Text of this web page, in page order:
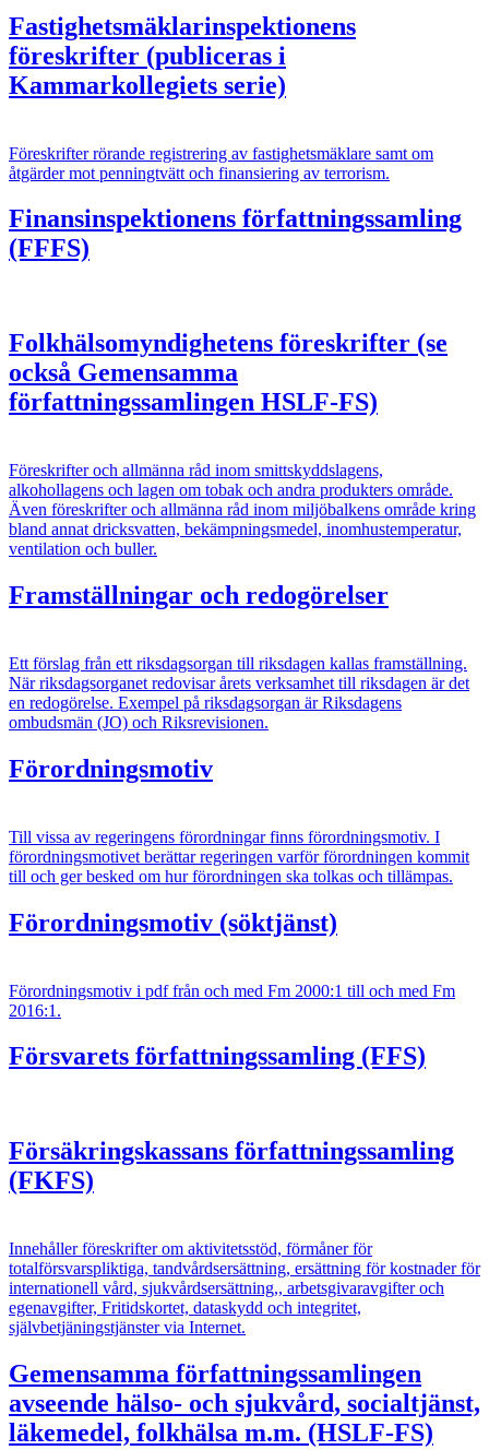
Fastighetsmäklarinspektionens
föreskrifter (publiceras i
Kammarkollegiets serie)
Föreskrifter rörande registrering av fastighetsmäklare samt om
åtgärder mot penningtvätt och finansiering av terrorism.
Finansinspektionens författningssamling
(FFFS)
Folkhälsomyndighetens föreskrifter (se
också Gemensamma
författningssamlingen HSLF-FS)
Föreskrifter och allmänna råd inom smittskyddslagens,
alkohollagens och lagen om tobak och andra produkters område.
Även föreskrifter och allmänna råd inom miljöbalkens område kring
bland annat dricksvatten, bekämpningsmedel, inomhustemperatur,
ventilation och buller.
Framställningar och redogörelser
Ett förslag från ett riksdagsorgan till riksdagen kallas framställning.
När riksdagsorganet redovisar årets verksamhet till riksdagen är det
en redogörelse. Exempel på riksdagsorgan är Riksdagens
ombudsmän (JO) och Riksrevisionen.
Förordningsmotiv
Till vissa av regeringens förordningar finns förordningsmotiv. I
förordningsmotivet berättar regeringen varför förordningen kommit
till och ger besked om hur förordningen ska tolkas och tillämpas.
Förordningsmotiv (söktjänst)
Förordningsmotiv i pdf från och med Fm 2000:1 till och med Fm
2016:1.
Försvarets författningssamling (FFS)
Försäkringskassans författningssamling
(FKFS)
Innehåller föreskrifter om aktivitetsstöd, förmåner för
totalförsvarspliktiga, tandvårdsersättning, ersättning för kostnader för
internationell vård, sjukvårdsersättning,, arbetsgivaravgifter och
egenavgifter, Fritidskortet, dataskydd och integritet,
självbetjäningstjänster via Internet.
Gemensamma författningssamlingen
avseende hälso- och sjukvård, socialtjänst,
läkemedel, folkhälsa m.m. (HSLF-FS)